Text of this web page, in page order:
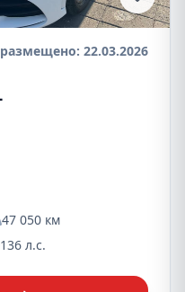
22.03.2026
47 050 км
136 л.с.